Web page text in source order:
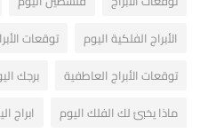
الأبراج الفلكية اليوم
توقعات
توقعات الأبراج العاطفية
برجك
ماذا يخبئ لك الفلك اليوم
ابراج